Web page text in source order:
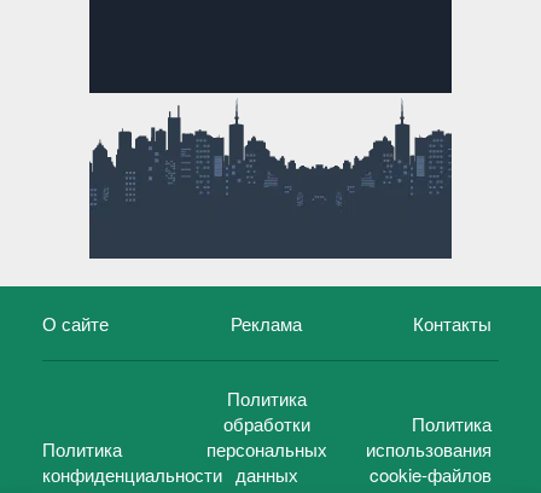
О сайте Реклама Контакты
Политика
конфиденциальности
Политика
обработки
персональных
данных
Политика
использования
cookie-файлов